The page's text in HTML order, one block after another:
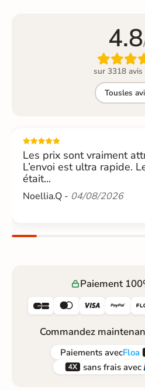
4.8
sur 3318 avis
Tousles
Les prix sont vraiment
L’envoi est ultra rapide.
était...
Noellia.Q - 04/08/2026
Paiement
   
Commandez
Paiements avecFloa
 sans frais avec